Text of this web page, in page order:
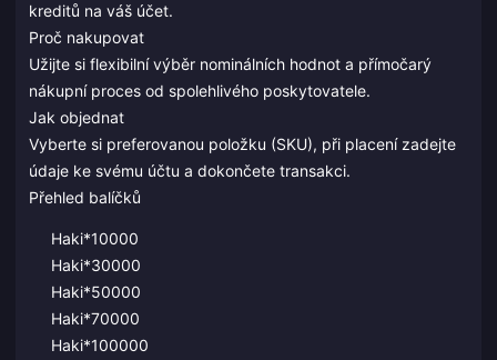
kreditů na váš účet.
Proč nakupovat
Užijte si flexibilní výběr nominálních hodnot a přímočarý
nákupní proces od spolehlivého poskytovatele.
Jak objednat
Vyberte si preferovanou položku (SKU), při placení zadejte
údaje ke svému účtu a dokončete transakci.
Přehled balíčků
Haki*10000
Haki*30000
Haki*50000
Haki*70000
Haki*100000